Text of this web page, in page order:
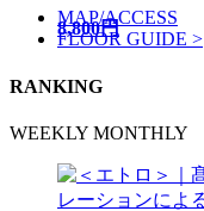
8,800円
MAP/ACCESS
FLOOR GUIDE >
RANKING
WEEKLY MONTHLY